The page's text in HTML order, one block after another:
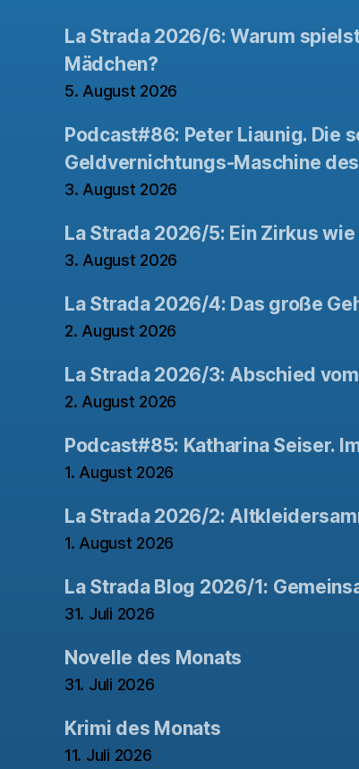
La Strada 2026/6: Warum
Mädchen?
5. August 2026
Podcast#86: Peter Liaunig. Die
Geldvernichtungs-Maschine
3. August 2026
La Strada 2026/5: Ein Zirkus
3. August 2026
La Strada 2026/4: Das große
2. August 2026
La Strada 2026/3: Abschied
2. August 2026
Podcast#85: Katharina Seiser.
1. August 2026
La Strada 2026/2:
1. August 2026
La Strada Blog 2026/1:
31. Juli 2026
Novelle des Monats
31. Juli 2026
Krimi des Monats
11. Juli 2026